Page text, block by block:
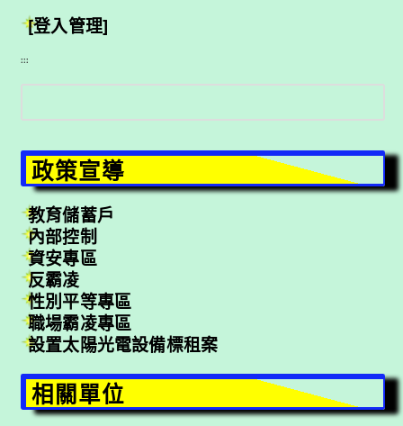
[登入管理]
:::
尋
政策宣導
教育儲蓄戶
內部控制
資安專區
反霸凌
性別平等專區
職場霸凌專區
設置太陽光電設備標租案
相關單位